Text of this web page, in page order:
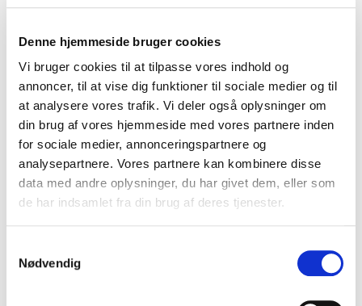
Denne hjemmeside bruger cookies
Vi bruger cookies til at tilpasse vores indhold og
annoncer, til at vise dig funktioner til sociale medier og til
at analysere vores trafik. Vi deler også oplysninger om
din brug af vores hjemmeside med vores partnere inden
for sociale medier, annonceringspartnere og
analysepartnere. Vores partnere kan kombinere disse
data med andre oplysninger, du har givet dem, eller som
de har indsamlet fra din brug af deres tjenester.
Nødvendig
kan planlægges og grupperes, så teamet nemt kan
synkroniseres automatisk, så administrationen hurtigt
kan følge med.
Digitrol er et modul tilAffaldOnline,men kan også
fungere uden AffaldOnline via et API.